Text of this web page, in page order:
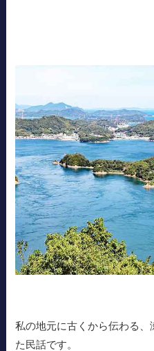
私の地元に古くから伝わる
た民話です。